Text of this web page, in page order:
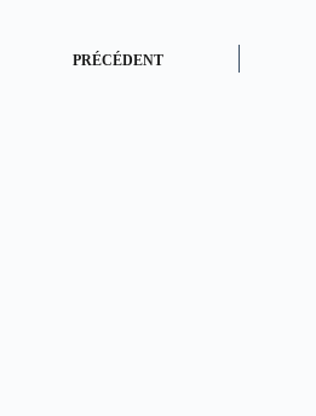
PRÉCÉDENT